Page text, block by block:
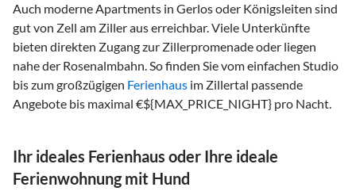
Auch moderne Apartments in Gerlos oder Königsleiten sind
gut von Zell am Ziller aus erreichbar. Viele Unterkünfte
bieten direkten Zugang zur Zillerpromenade oder liegen
nahe der Rosenalmbahn. So finden Sie vom einfachen Studio
bis zum großzügigen Ferienhaus im Zillertal passende
Angebote bis maximal €${MAX_PRICE_NIGHT} pro Nacht.
Ihr ideales Ferienhaus oder Ihre ideale
Ferienwohnung mit Hund